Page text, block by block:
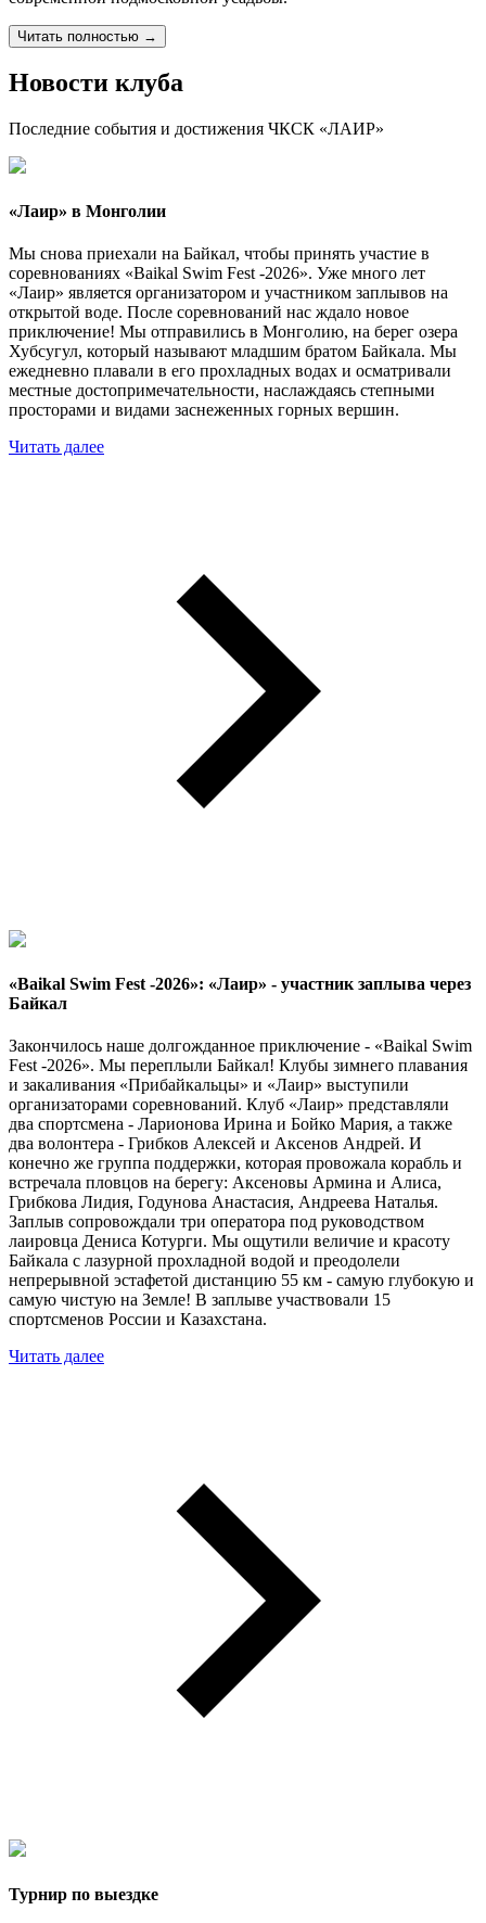
Читать полностью →
Новости клуба
Последние события и достижения ЧКСК «ЛАИР»
«Лаир» в Монголии
Мы снова приехали на Байкал, чтобы принять участие в
соревнованиях «Baikal Swim Fest -2026». Уже много лет
«Лаир» является организатором и участником заплывов на
открытой воде. После соревнований нас ждало новое
приключение! Мы отправились в Монголию, на берег озера
Хубсугул, который называют младшим братом Байкала. Мы
ежедневно плавали в его прохладных водах и осматривали
местные достопримечательности, наслаждаясь степными
просторами и видами заснеженных горных вершин.
Читать далее
«Baikal Swim Fest -2026»: «Лаир» - участник заплыва через
Байкал
Закончилось наше долгожданное приключение - «Baikal Swim
Fest -2026». Мы переплыли Байкал! Клубы зимнего плавания
и закаливания «Прибайкальцы» и «Лаир» выступили
организаторами соревнований. Клуб «Лаир» представляли
два спортсмена - Ларионова Ирина и Бойко Мария, а также
два волонтера - Грибков Алексей и Аксенов Андрей. И
конечно же группа поддержки, которая провожала корабль и
встречала пловцов на берегу: Аксеновы Армина и Алиса,
Грибкова Лидия, Годунова Анастасия, Андреева Наталья.
Заплыв сопровождали три оператора под руководством
лаировца Дениса Котурги. Мы ощутили величие и красоту
Байкала с лазурной прохладной водой и преодолели
непрерывной эстафетой дистанцию 55 км - самую глубокую и
самую чистую на Земле! В заплыве участвовали 15
спортсменов России и Казахстана.
Читать далее
Турнир по выездке